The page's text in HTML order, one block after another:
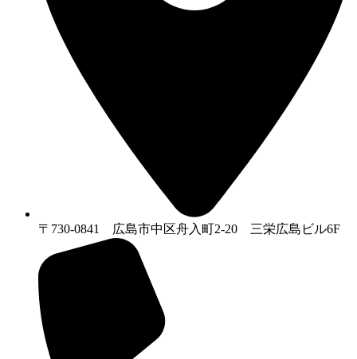
〒730-0841 広島市中区舟入町2-20 三栄広島ビル6F